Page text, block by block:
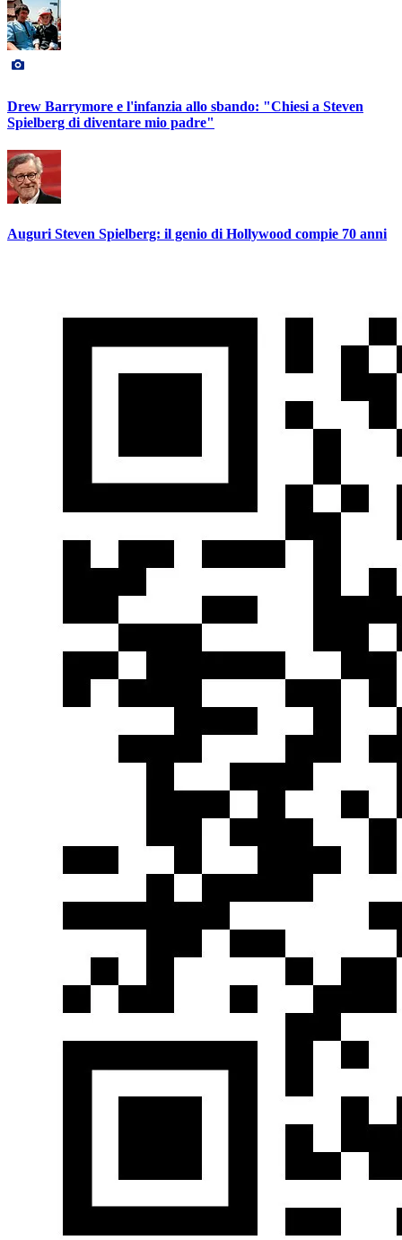
Drew Barrymore e l'infanzia allo sbando: "Chiesi a Steven
Spielberg di diventare mio padre"
Auguri Steven Spielberg: il genio di Hollywood compie 70 anni